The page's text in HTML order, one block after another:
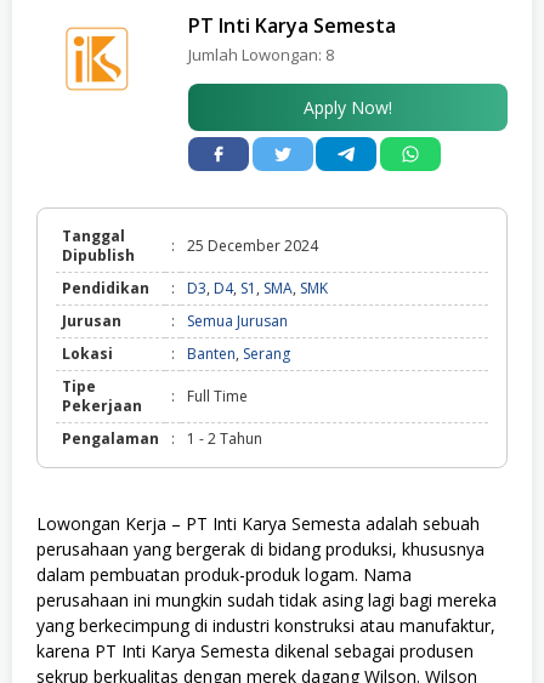
PT Inti Karya Semesta
Jumlah Lowongan: 8
Apply Now!
Tanggal
Dipublish
: 25 December 2024
Pendidikan : D3, D4, S1 , SMA, SMK
Jurusan
:
Semua Jurusan
Lokasi
: Banten, Serang
Tipe
Pekerjaan
: Full Time
Pengalaman : 1 - 2 Tahun
Lowongan Kerja – PT Inti Karya Semesta adalah sebuah
perusahaan yang bergerak di bidang produksi, khususnya
dalam pembuatan produk-produk logam. Nama
perusahaan ini mungkin sudah tidak asing lagi bagi mereka
yang berkecimpung di industri konstruksi atau manufaktur,
karena PT Inti Karya Semesta dikenal sebagai produsen
sekrup berkualitas dengan merek dagang Wilson. Wilson